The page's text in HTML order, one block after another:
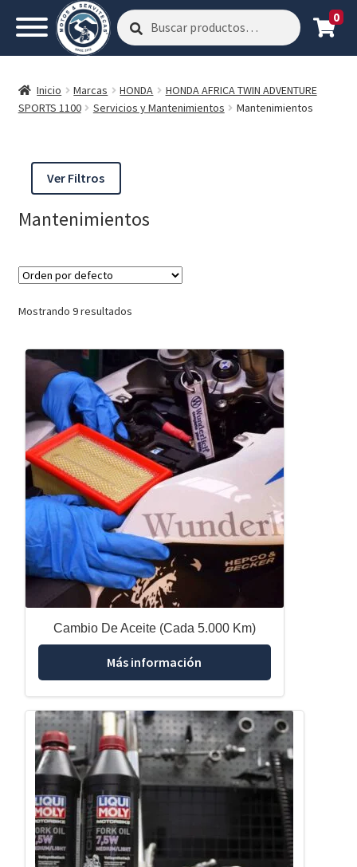
Buscar
por:
Buscar 0
Inicio Marcas HONDA
HONDA AFRICA TWIN ADVENTURE
SPORTS 1100
Servicios y Mantenimientos Mantenimientos
Ver Filtros
Mantenimientos
Mostrando 9 resultados
Cambio De Aceite (Cada 5.000 Km)
Más información